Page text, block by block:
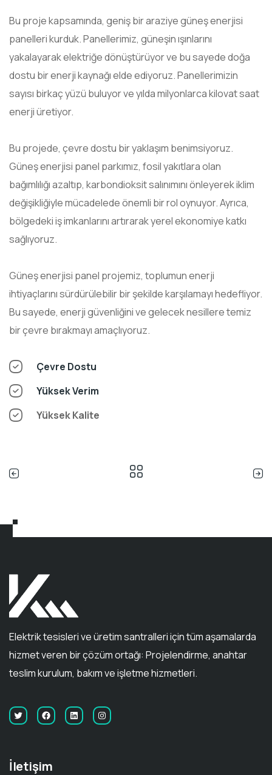
Bu proje kapsamında, geniş bir araziye güneş enerjisi
panelleri kurduk. Panellerimiz, güneşin ışınlarını
yakalayarak elektriğe dönüştürüyor ve bu sayede doğa
dostu bir enerji kaynağı elde ediyoruz. Panellerimizin
sayısı birkaç yüzü buluyor ve yılda milyonlarca kilovat saat
enerji üretiyor.
Bu projede, çevre dostu bir yaklaşım benimsiyoruz.
Güneş enerjisi panel parkımız, fosil yakıtlara olan
bağımlılığı azaltıp, karbondioksit salınımını önleyerek iklim
değişikliğiyle mücadelede önemli bir rol oynuyor. Ayrıca,
bölgedeki iş imkanlarını artırarak yerel ekonomiye katkı
sağlıyoruz.
Güneş enerjisi panel projemiz, toplumun enerji
ihtiyaçlarını sürdürülebilir bir şekilde karşılamayı hedefliyor.
Bu sayede, enerji güvenliğini ve gelecek nesillere temiz
bir çevre bırakmayı amaçlıyoruz.
Çevre Dostu
Yüksek Verim
Yüksek Kalite
Elektrik tesisleri ve üretim santralleri için tüm aşamalarda
hizmet veren bir çözüm ortağı: Projelendirme, anahtar
teslim kurulum, bakım ve işletme hizmetleri.
İletişim